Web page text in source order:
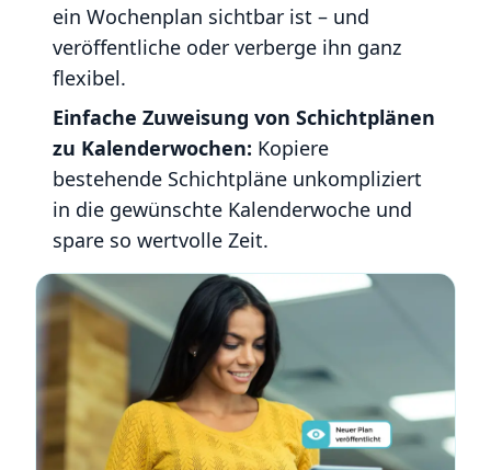
ein Wochenplan sichtbar ist – und
veröffentliche oder verberge ihn ganz
flexibel.
Einfache Zuweisung von Schichtplänen
zu Kalenderwochen: Kopiere
bestehende Schichtpläne unkompliziert
in die gewünschte Kalenderwoche und
spare so wertvolle Zeit.